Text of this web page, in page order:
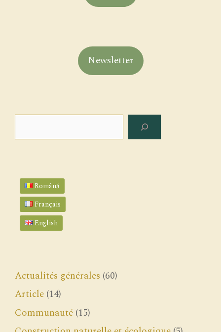
Newsletter
Română
Français
English
Actualités générales (60)
Article (14)
Communauté (15)